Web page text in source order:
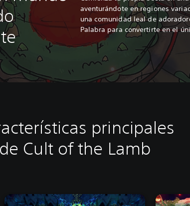
aventurándote en regiones
una comunidad leal de
Palabra para convertirte en el
principales
de Cult of the Lamb